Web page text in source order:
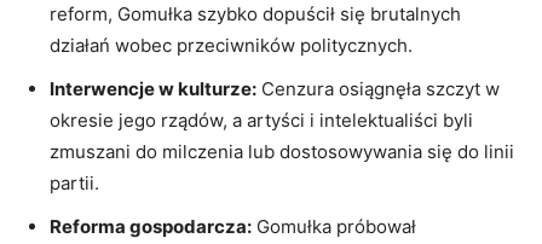
reform, Gomułka szybko dopuścił się brutalnych
działań wobec przeciwników politycznych.
Interwencje w kulturze: Cenzura osiągnęła szczyt w
okresie jego rządów, a artyści i intelektualiści byli
zmuszani do milczenia lub dostosowywania się do linii
partii.
Reforma gospodarcza: Gomułka próbował